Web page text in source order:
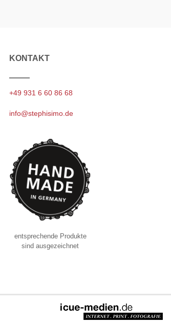
KONTAKT
+49 931 6 60 86 68
info@stephisimo.de
entsprechende Produkte
sind ausgezeichnet